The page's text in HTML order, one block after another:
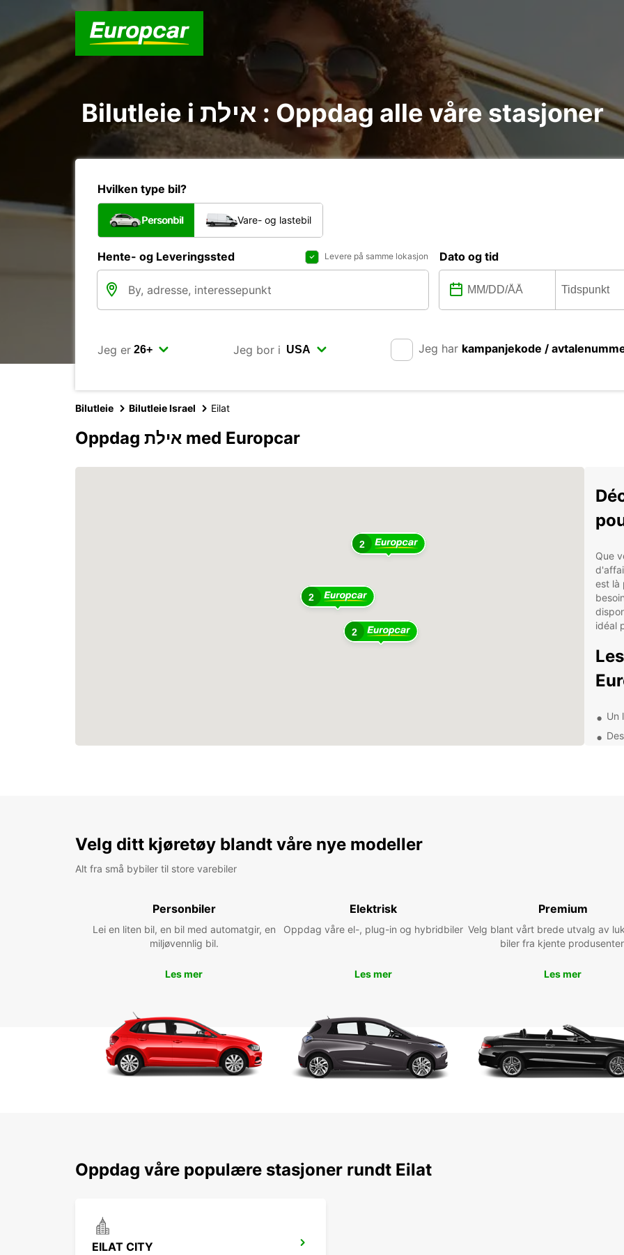
Bilutleie i אילת : Oppdag alle våre stasjoner
Hvilken type bil?
Personbil Vare- og lastebil
Hente- og Leveringssted Levere på samme lokasjon Dato og tid
Jeg er Jeg bor i Jeg har kampanjekode /
Bilutleie Bilutleie Israel Eilat
Oppdag אילת med Europcar
2
2
2
Que
est là
idéal
Un
Velg ditt kjøretøy blandt våre nye modeller
Alt fra små bybiler til store varebiler
Personbiler
Lei en liten bil, en bil med automatgir, en
miljøvennlig bil.
Les mer
Elektrisk
Oppdag våre el-, plug-in og hybridbiler
Les mer
Premium
Velg blant vårt brede utvalg av
biler fra kjente
Les mer
Oppdag våre populære stasjoner rundt Eilat
EILAT CITY